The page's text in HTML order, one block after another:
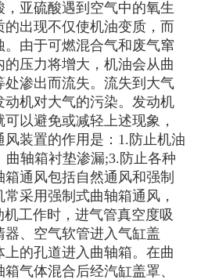
亚硫酸遇到空气中的氧生
出现不仅使机油变质，而
。由于可燃混合气和废气窜
压力将增大，机油会从曲
渗出而流失。流失到大气
动机对大气的污染。发动机
以避免或减轻上述现象，
风装置的作用是：1.防止机油
曲轴箱衬垫渗漏;3.防止各种
通风包括自然通风和强制
采用强制式曲轴箱通风，
工作时，进气管真空度吸
、空气软管进入气缸盖
的孔道进入曲轴箱。在曲
气体混合后经汽缸盖罩、